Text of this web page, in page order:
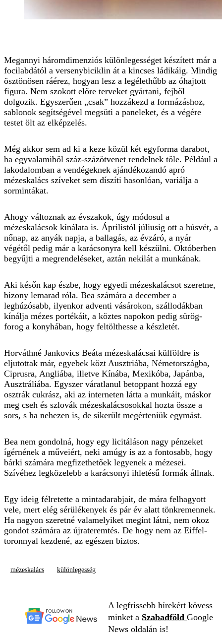
Megannyi háromdimenziós különlegességet készített már a
focilabdától a versenybiciklin át a kincses ládikáig. Mindig
ösztönösen ráérez, hogyan lesz a legélethűbb az óhajtott
figura. Nem szokott előre terveket gyártani, fejből
dolgozik. Egyszerűen „csak” hozzákezd a formázáshoz,
sablonok segítségével megsüti a paneleket, és a végére
testet ölt az elképzelés.
Még akkor sem ad ki a keze közül két egyforma darabot,
ha egyvalamiből száz-százötvenet rendelnek tőle. Például a
lakodalomban a vendégeknek ajándékozandó apró
mézeskalács szíveket sem díszíti hasonlóan, variálja a
sormintákat.
Ahogy változnak az évszakok, úgy módosul a
mézeskalácsok kínálata is. Áprilistól júliusig ott a húsvét, a
nőnap, az anyák napja, a ballagás, az évzáró, a nyár
végétől pedig már a karácsonyra kell készülni. Októberben
begyűjti a megrendeléseket, aztán nekilát a munkának.
Aki későn kap észbe, hogy egyedi mézeskalácsot szeretne,
bizony lemarad róla. Bea számára a december a
leghúzósabb, ilyenkor adventi vásárokon, szállodákban
kínálja mézes portékáit, a köztes napokon pedig sürög-
forog a konyhában, hogy feltölthesse a készletét.
Horváthné Jankovics Beáta mézeskalácsai külföldre is
eljutottak már, egyebek közt Ausztriába, Németországba,
Ciprusra, Angliába, illetve Kínába, Mexikóba, Japánba,
Ausztráliába. Egyszer váratlanul betoppant hozzá egy
osztrák cukrász, aki az interneten látta a munkáit, máskor
meg cseh és szlovák mézeskalácsosokkal hozta össze a
sors, s ha nehezen is, de sikerült megérteniük egymást.
Bea nem gondolná, hogy egy licitáláson nagy pénzeket
ígérnének a műveiért, neki amúgy is az a fontosabb, hogy
bárki számára megfizethetőek legyenek a mézesei.
Szívéhez legközelebb a karácsonyi ihletésű formák állnak.
Egy ideig félretette a mintadarabjait, de mára felhagyott
vele, mert elég sérülékenyek és pár év alatt tönkremennek.
Ha nagyon szeretné valamelyiket megint látni, nem okoz
gondot számára az újrateremtés. De hogy nem az Eiffel-
toronnyal kezdené, az egészen biztos.
mézeskalács különlegesség
A legfrissebb hírekért kövess
minket a Szabadföld Google
News oldalán is!